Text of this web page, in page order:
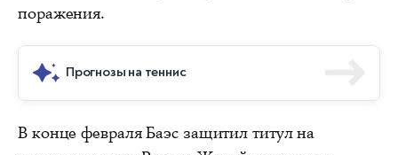
поражения.
Прогнозы на теннис
В конце февраля Баэс защитил титул на